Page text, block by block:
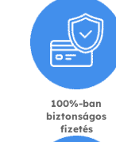
100%-ban
biztonságos
fizetés